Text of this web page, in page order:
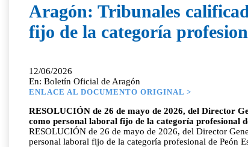
Aragón: Tribunales
fijo de la categoría
12/06/2026
En: Boletín Oficial de Aragón
ENLACE AL DOCUMENTO ORIGINAL >
RESOLUCIÓN de 26 de mayo de 2026, del Director
como personal laboral fijo de la categoría profesional
RESOLUCIÓN de 26 de mayo de 2026, del Director
personal laboral fijo de la categoría profesional de Peón